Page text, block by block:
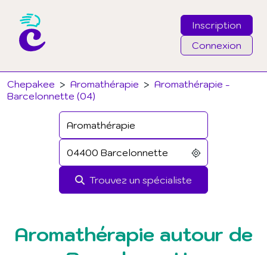
Inscription
Connexion
Chepakee > Aromathérapie > Aromathérapie -
Barcelonnette (04)
Trouvez un spécialiste
Email
Mot de passe
J'ai oublié mon mot de passe
Connexion
Aromathérapie autour de